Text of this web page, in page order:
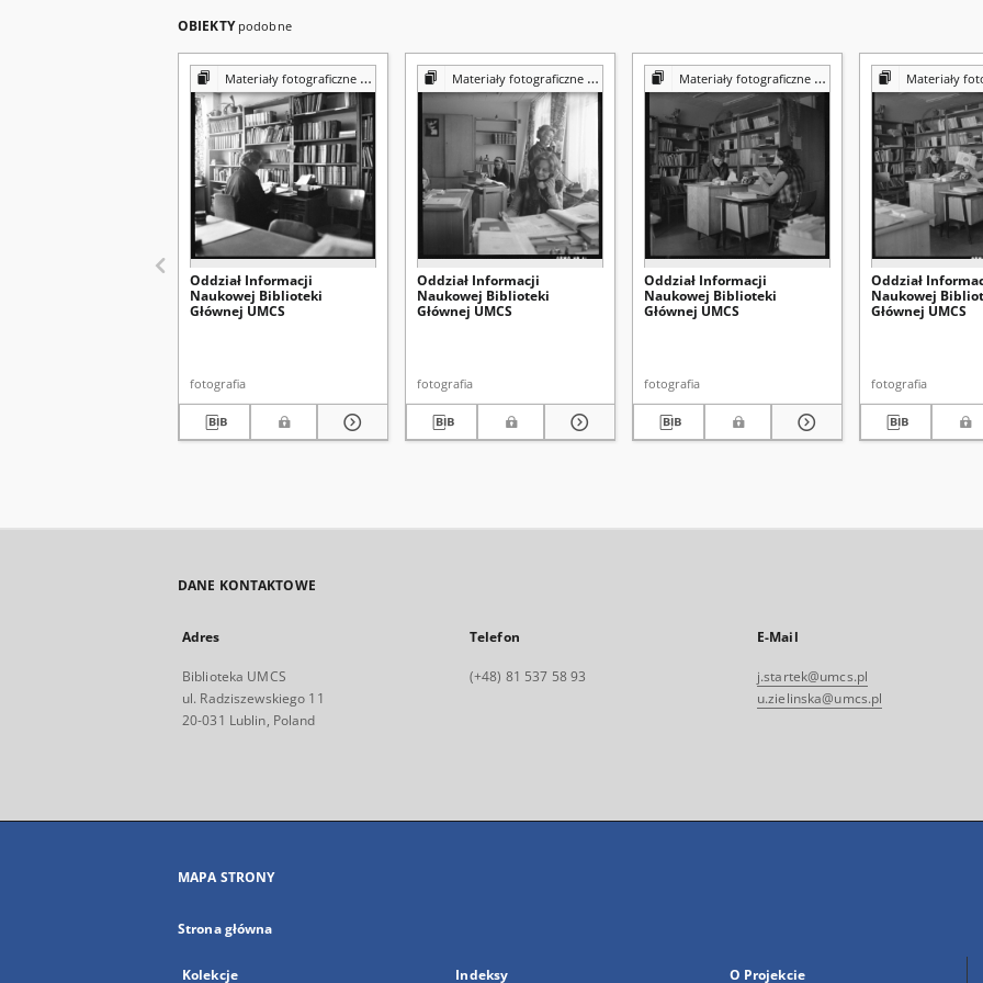
OBIEKTY podobne
Materiały fotograficzne z Pracowni Reprografii Biblioteki UMCS
Oddział Informacji
Naukowej Biblioteki
Głównej UMCS
fotografia
Materiały fotograficzne z Pracowni Reprografii Biblioteki UMCS
Oddział Informacji
Naukowej Biblioteki
Głównej UMCS
fotografia
Materiały fotograficzne z Pracowni Reprografii Biblioteki UMCS
Oddział Informacji
Naukowej Biblioteki
Głównej UMCS
fotografia
Materiały fotograficzne z Pracowni
Oddział
Naukowej
Głównej UMCS
fotografia
DANE KONTAKTOWE
Adres
Biblioteka UMCS
ul. Radziszewskiego 11
20-031 Lublin, Poland
Telefon
(+48) 81 537 58 93
E-Mail
j.startek@umcs.pl
u.zielinska@umcs.pl
MAPA STRONY
Strona główna
Kolekcje Indeksy O Projekcie